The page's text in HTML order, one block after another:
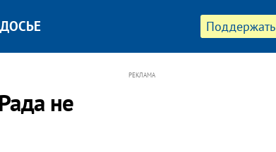
Поддержать
ДОСЬЕ
не
РЕКЛАМА